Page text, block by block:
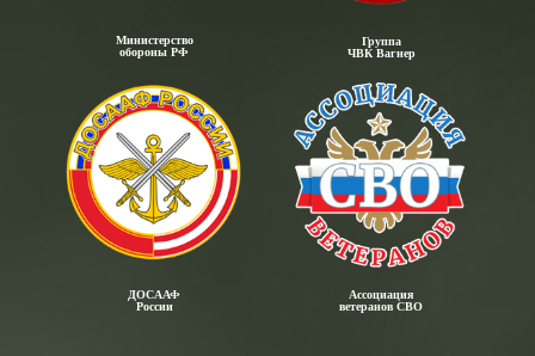
Министерство
обороны РФ
Группа
ЧВК Вагнер
ДОСААФ
России
Ассоциация
ветеранов СВО